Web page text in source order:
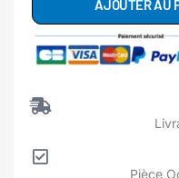
Porte
Lave
BOSCH
AJOUTER AU
Pièce